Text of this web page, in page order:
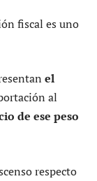
fiscal es uno
el
al
de ese peso
respecto